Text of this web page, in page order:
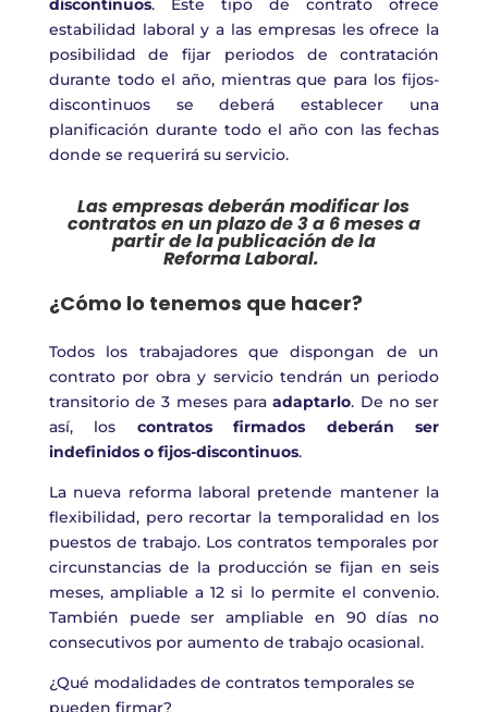
discontinuos. Este tipo de contrato ofrece
estabilidad laboral y a las empresas les ofrece la
posibilidad de fijar periodos de contratación
durante todo el año, mientras que para los fijos-
discontinuos se deberá establecer una
planificación durante todo el año con las fechas
donde se requerirá su servicio.
Las empresas deberán modificar los
contratos en un plazo de 3 a 6 meses a
partir de la publicación de la
ReformaLaboral.
¿Cómo lo tenemos que hacer?
Todos los trabajadores que dispongan de un
contrato por obra y servicio tendrán un periodo
transitorio de 3 meses paraadaptarlo. De no ser
así, los contratos firmados deberán ser
indefinidos o fijos-discontinuos.
La nueva reforma laboral pretende mantener la
flexibilidad, pero recortar la temporalidad en los
puestos de trabajo. Los contratos temporales por
circunstancias de la producción se fijan en seis
meses, ampliable a 12 si lo permite el convenio.
También puede ser ampliable en 90 días no
consecutivos por aumento de trabajo ocasional.
¿Qué modalidades de contratos temporales se
pueden firmar?